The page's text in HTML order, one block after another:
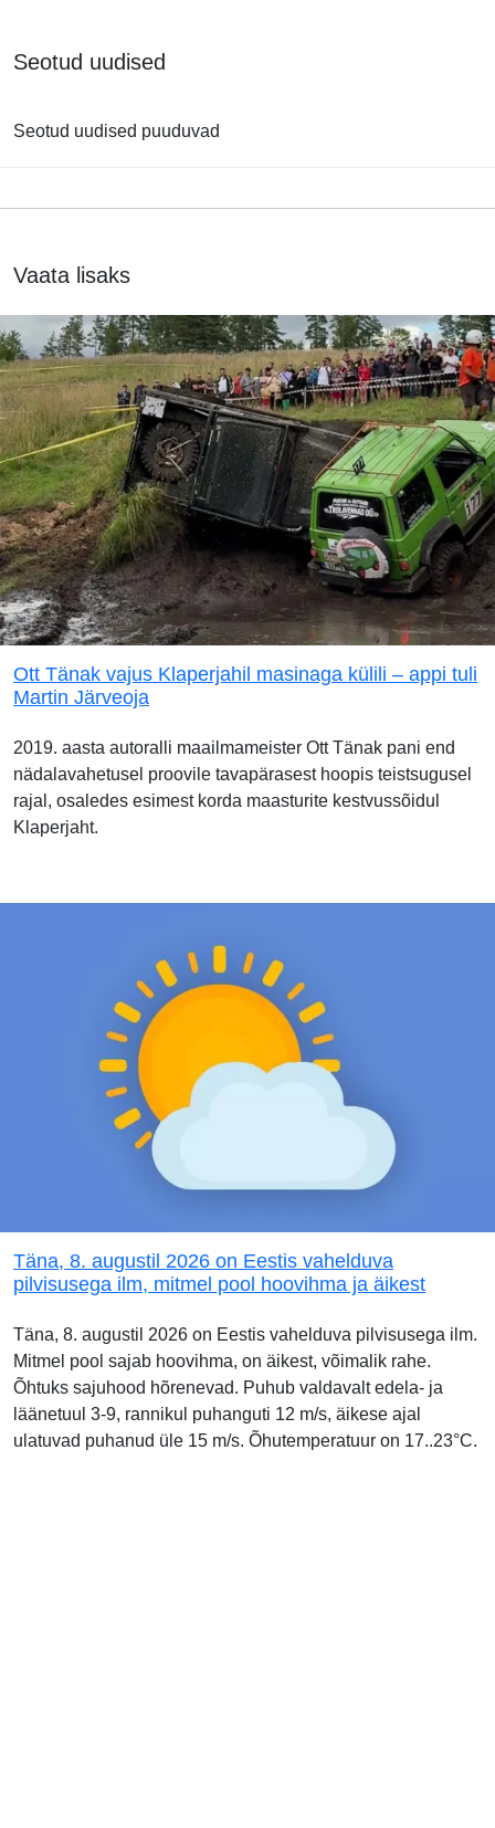
Seotud uudised
Seotud uudised puuduvad
Vaata lisaks
Ott Tänak vajus Klaperjahil masinaga külili – appi tuli
Martin Järveoja
2019. aasta autoralli maailmameister Ott Tänak pani end
nädalavahetusel proovile tavapärasest hoopis teistsugusel
rajal, osaledes esimest korda maasturite kestvussõidul
Klaperjaht.
Täna, 8. augustil 2026 on Eestis vahelduva
pilvisusega ilm, mitmel pool hoovihma ja äikest
Täna, 8. augustil 2026 on Eestis vahelduva pilvisusega ilm.
Mitmel pool sajab hoovihma, on äikest, võimalik rahe.
Õhtuks sajuhood hõrenevad. Puhub valdavalt edela- ja
läänetuul 3-9, rannikul puhanguti 12 m/s, äikese ajal
ulatuvad puhanud üle 15 m/s. Õhutemperatuur on 17..23°C.